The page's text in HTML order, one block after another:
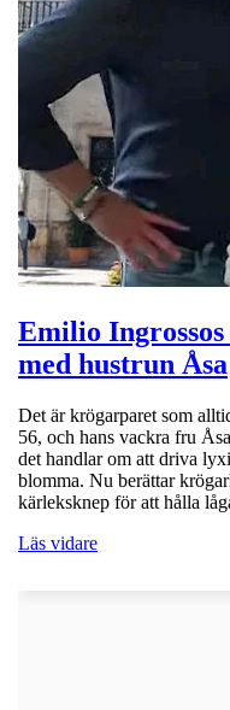
Emilio
med hustrun Åsa
Det är krögarparet som
56, och hans vackra fru
det handlar om att driva
blomma. Nu berättar
kärleksknep för att hålla
Läs vidare